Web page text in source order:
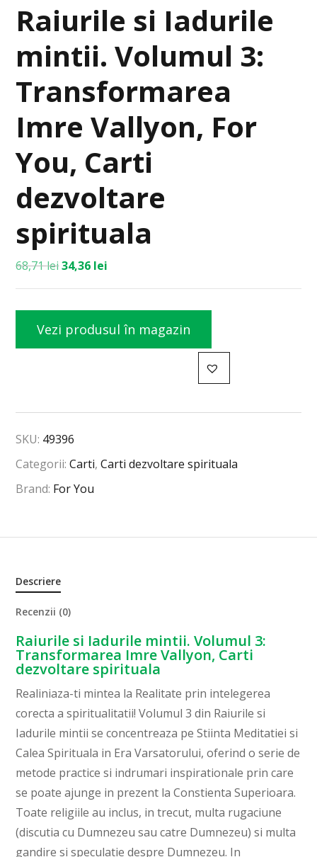
Raiurile si Iadurile
mintii. Volumul 3:
Transformarea
Imre Vallyon, For
You, Carti
dezvoltare
spirituala
68,71lei34,36 lei
Vezi produsul în magazin
SKU: 49396
Categorii:Carti,Carti dezvoltare spirituala
Brand: For You
Descriere
Recenzii (0)
Raiurile si Iadurile mintii. Volumul 3:
Transformarea Imre Vallyon, Carti
dezvoltare spirituala
Realiniaza-ti mintea la Realitate prin intelegerea
corecta a spiritualitatii! Volumul 3 din Raiurile si
Iadurile mintii se concentreaza pe Stiinta Meditatiei si
Calea Spirituala in Era Varsatorului, oferind o serie de
metode practice si indrumari inspirationale prin care
se poate ajunge in prezent la Constienta Superioara.
Toate religiile au inclus, in trecut, multa rugaciune
(discutia cu Dumnezeu sau catre Dumnezeu) si multa
gandire si speculatie despre Dumnezeu. In